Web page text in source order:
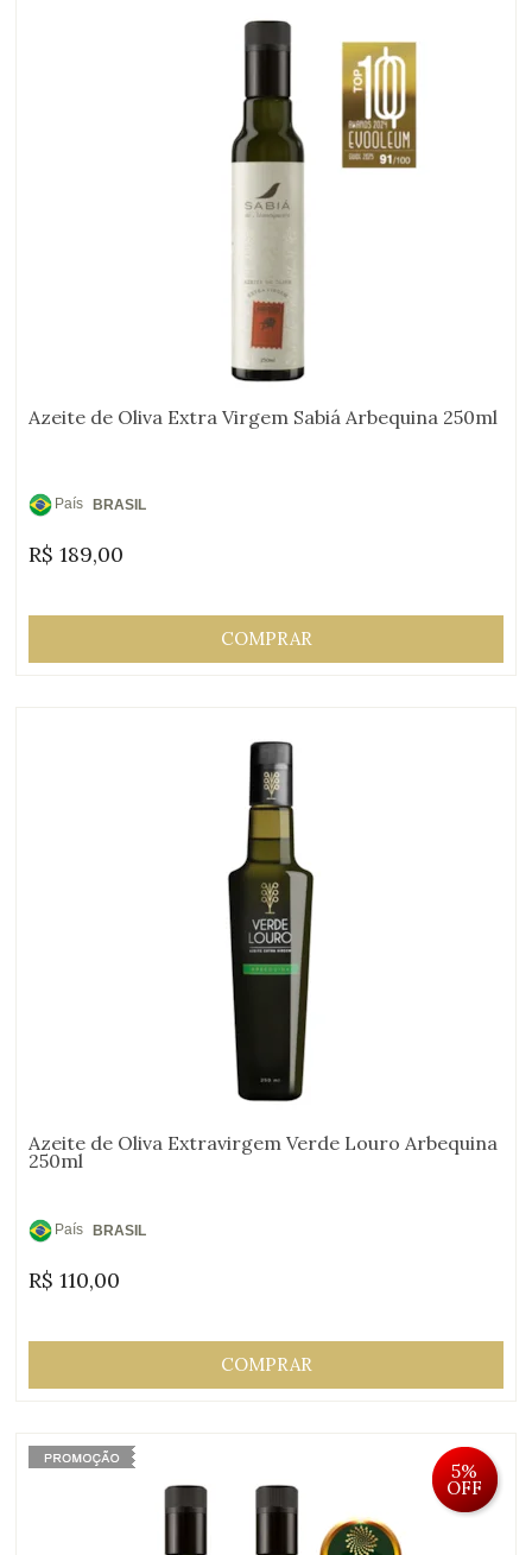
Azeite de Oliva Extra Virgem Sabiá Arbequina 250ml
País
Origem:
BRASIL
R$ 189,00
COMPRAR
Azeite de Oliva Extravirgem Verde Louro Arbequina
250ml
País
Origem:
BRASIL
R$ 110,00
COMPRAR
5%
OFF